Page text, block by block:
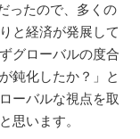
ったので、多くの
と経済が発展して
グローバルの度合
鈍化したか？」と
ーバルな視点を取
思います。